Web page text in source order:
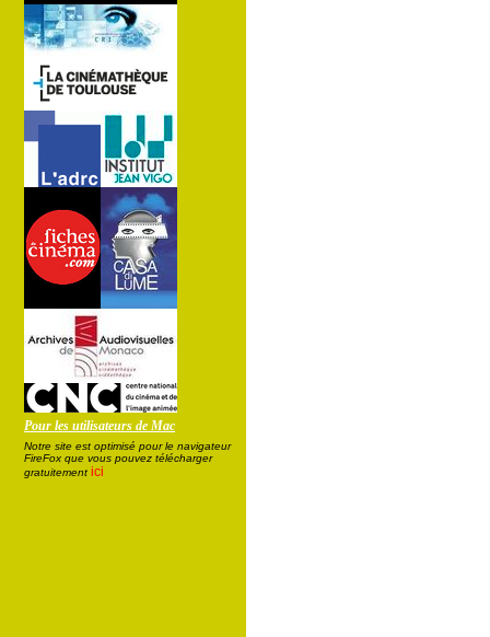
Pour les utilisateurs de Mac
Notre site est optimisé pour le navigateur
FireFox que vous pouvez télécharger
gratuitement ici